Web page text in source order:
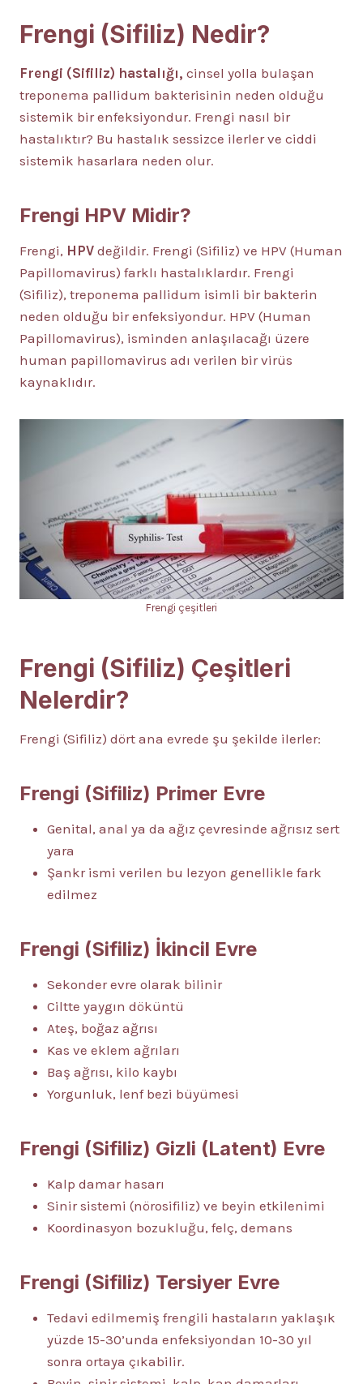
Frengi (Sifiliz) Nedir?
Frengi (Sifiliz) hastalığı, cinsel yolla bulaşan
treponema pallidum bakterisinin neden olduğu
sistemik bir enfeksiyondur. Frengi nasıl bir
hastalıktır? Bu hastalık sessizce ilerler ve ciddi
sistemik hasarlara neden olur.
Frengi HPV Midir?
Frengi, HPV değildir. Frengi (Sifiliz) ve HPV (Human
Papillomavirus) farklı hastalıklardır. Frengi
(Sifiliz), treponema pallidum isimli bir bakterin
neden olduğu bir enfeksiyondur. HPV (Human
Papillomavirus), isminden anlaşılacağı üzere
human papillomavirus adı verilen bir virüs
kaynaklıdır.
Frengi çeşitleri
Frengi (Sifiliz) Çeşitleri
Nelerdir?
Frengi (Sifiliz) dört ana evrede şu şekilde ilerler:
Frengi (Sifiliz) Primer Evre
Genital, anal ya da ağız çevresinde ağrısız sert
yara
Şankr ismi verilen bu lezyon genellikle fark
edilmez
Frengi (Sifiliz) İkincil Evre
Sekonder evre olarak bilinir
Ciltte yaygın döküntü
Ateş, boğaz ağrısı
Kas ve eklem ağrıları
Baş ağrısı, kilo kaybı
Yorgunluk, lenf bezi büyümesi
Frengi (Sifiliz) Gizli (Latent) Evre
Kalp damar hasarı
Sinir sistemi (nörosifiliz) ve beyin etkilenimi
Koordinasyon bozukluğu, felç, demans
Frengi (Sifiliz) Tersiyer Evre
Tedavi edilmemiş frengili hastaların yaklaşık
yüzde 15-30’unda enfeksiyondan 10-30 yıl
sonra ortaya çıkabilir.